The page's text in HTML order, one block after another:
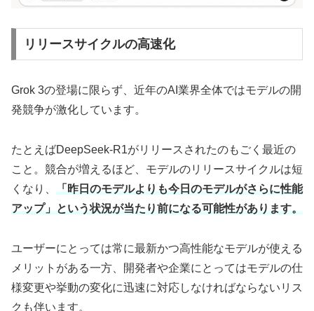
リリースサイクルの高速化
Grok 3の登場に限らず、近年のAI業界全体ではモデルの開
発競争が激化しています。
たとえばDeepSeek-R1がリリースされたのもごく最近の
こと。競合が増えるほど、モデルのリリースサイクルは短
くなり、
「昨日のモデルよりも今日のモデルがさらに性能
アップ」という状況が当たり前になる可能性があります。
ユーザーにとっては常に最新かつ高性能なモデルが使える
メリットがある一方、開発者や企業にとってはモデルの仕
様変更や挙動の変化に迅速に対応しなければならないリス
クも伴います。